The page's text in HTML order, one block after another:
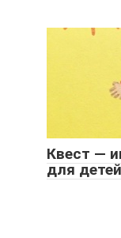
Квест —
для